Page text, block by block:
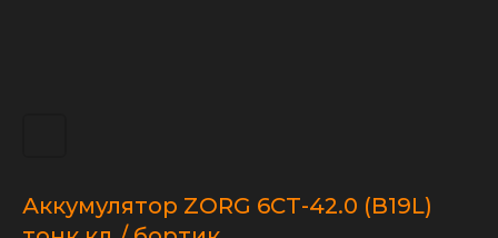
Аккумулятор ZORG 6СТ-42.0 (B19L)